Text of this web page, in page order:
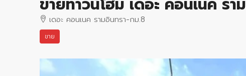
เดอะ คอนเนค รามอินทรา-กม.8
ขาย